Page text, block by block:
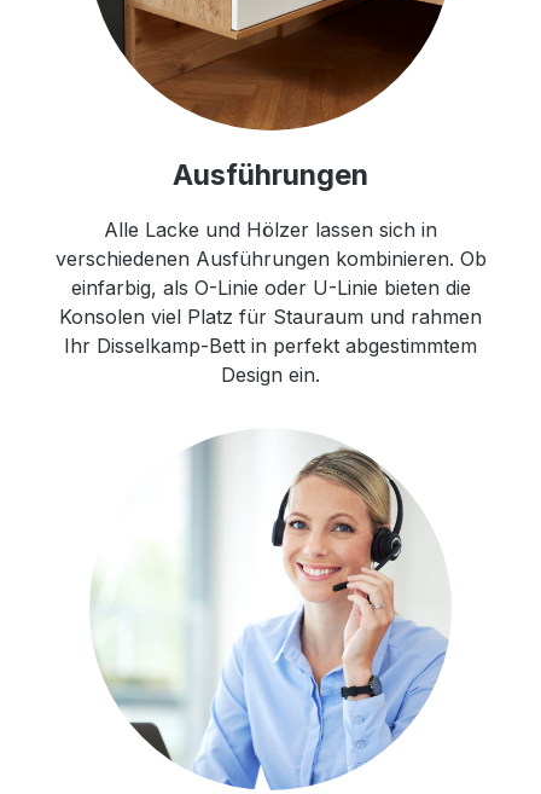
Ausführungen
Alle Lacke und Hölzer lassen sich in
verschiedenen Ausführungen kombinieren. Ob
einfarbig, als O-Linie oder U-Linie bieten die
Konsolen viel Platz für Stauraum und rahmen
Ihr Disselkamp-Bett in perfekt abgestimmtem
Design ein.